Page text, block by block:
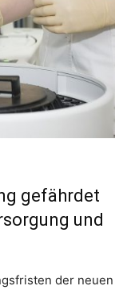
gefährdet
und
der neuen